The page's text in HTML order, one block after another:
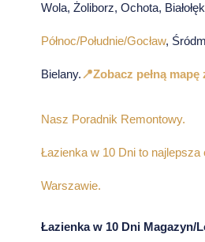
Wola, Żoliborz, Ochota,
Północ/Południe/Gocław,
Bielany. 📍Zobacz pełną mapę
Nasz Poradnik Remontowy.
Łazienka w 10 Dni to
Warszawie.
Łazienka w 10 Dni Magazyn/